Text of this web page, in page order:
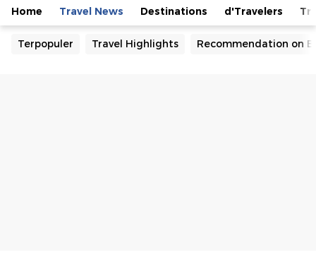
Home Travel News Destinations d'Travelers
Terpopuler Travel Highlights Recommendation on